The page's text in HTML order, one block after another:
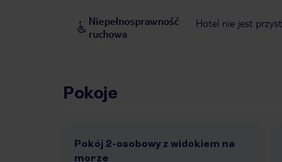
Niepełnosprawność
ruchowa
Hotel nie jest
Pokoje
Pokój 2-osobowy z widokiem na
morze
1 /1